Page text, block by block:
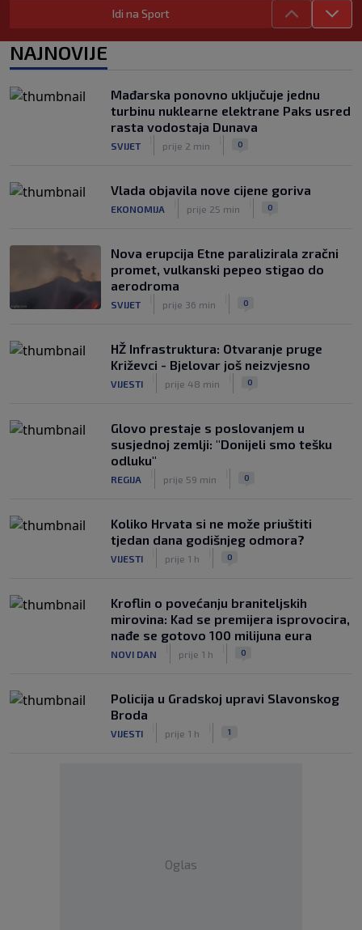
SK
|
9. kol.
Juniori Dinama poraženi u finalu
Sjajni Varaždin razbio Slaven u derbiju
sjevera
SK 9. kol.
Idi na Sport
NAJNOVIJE
Mađarska ponovno uključuje jednu
turbinu nuklearne elektrane Paks usred
rasta vodostaja Dunava
SVIJET prije 2 min 0
Vlada objavila nove cijene goriva
EKONOMIJA prije 25 min 0
Nova erupcija Etne paralizirala zračni
promet, vulkanski pepeo stigao do
aerodroma
SVIJET prije 36 min 0
HŽ Infrastruktura: Otvaranje pruge
Križevci - Bjelovar još neizvjesno
VIJESTI prije 48 min 0
Glovo prestaje s poslovanjem u
susjednoj zemlji: "Donijeli smo tešku
odluku"
REGIJA prije 59 min 0
Koliko Hrvata si ne može priuštiti
tjedan dana godišnjeg odmora?
VIJESTI prije 1 h 0
Kroflin o povećanju braniteljskih
mirovina: Kad se premijera isprovocira,
nađe se gotovo 100 milijuna eura
NOVI DAN prije 1 h 0
Policija u Gradskoj upravi Slavonskog
Broda
VIJESTI prije 1 h 1
Oglas